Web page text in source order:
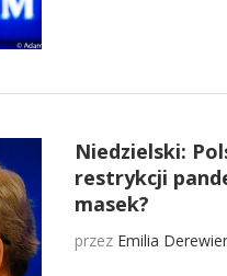
Niedzielski:
restrykcji
masek?
przez Emilia